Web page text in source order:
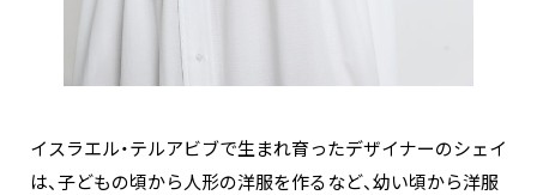
イスラエル・テルアビブで生まれ育ったデザイナーのシェイ
は、子どもの頃から人形の洋服を作るなど、幼い頃から洋服